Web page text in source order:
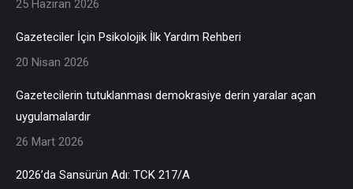
25 Haziran 2026
Gazeteciler İçin Psikolojik İlk Yardım Rehberi
20 Nisan 2026
Gazetecilerin tutuklanması demokrasiye derin yaralar açan
uygulamalardır
26 Mart 2026
2026’da Sansürün Adı: TCK 217/A